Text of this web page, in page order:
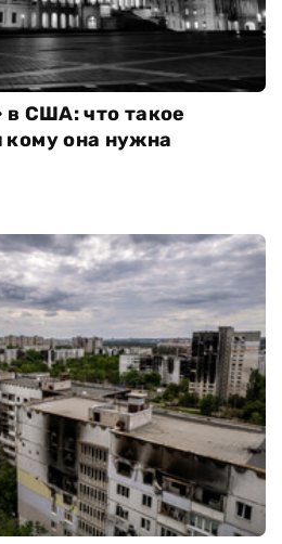
США: что такое
кому она нужна